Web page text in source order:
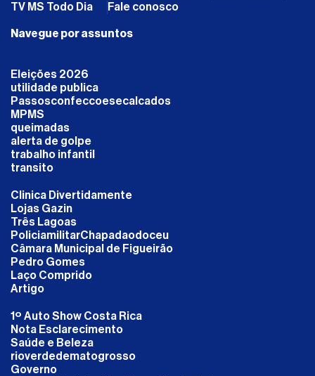
TV MS Todo Dia
Fale conosco
Navegue por assuntos
Eleições 2026
utilidade publica
Passosconfeccoesecalcados
MPMS
queimadas
alerta de golpe
trabalho infantil
transito
Clinica Divertidamente
Lojas Gazin
Três Lagoas
PoliciamilitarChapadaodoceu
Câmara Municipal de Figueirão
Pedro Gomes
Laço Comprido
Artigo
1º Auto Show Costa Rica
Nota Esclarecimento
Saúde e Beleza
rioverdedematogrosso
Governo